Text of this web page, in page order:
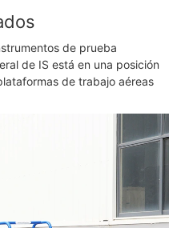
de prueba
de IS está en una posición
de trabajo aéreas